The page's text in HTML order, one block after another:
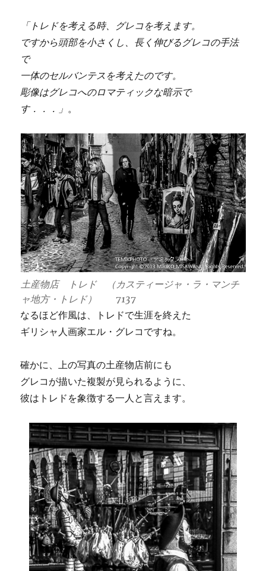
「トレドを考える時、グレコを考えます。
ですから頭部を小さくし、長く伸びるグレコの手法
で
一体のセルバンテスを考えたのです。
彫像はグレコへのロマティックな暗示で
す．．．」 。
土産物店 トレド （カスティージャ・ラ・マンチ
ャ地方・トレド） 7137
なるほど作風は、トレドで生涯を終えた
ギリシャ人画家エル・グレコですね。
確かに、上の写真の土産物店前にも
グレコが描いた複製が見られるように、
彼はトレドを象徴する一人と言えます。